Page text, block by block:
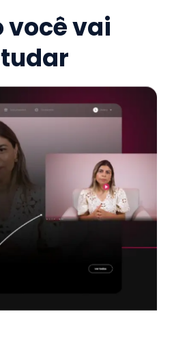
você vai